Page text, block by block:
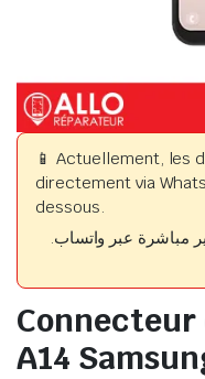
📱 Actuellement, les
directement via
dessous.
مباشرة عبر واتساب.
Connecteur
A14